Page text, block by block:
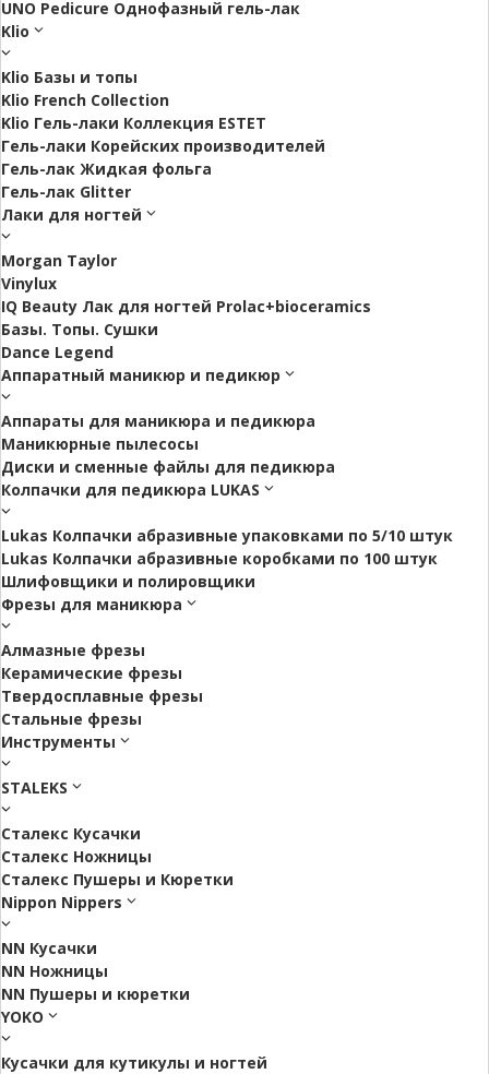
UNO Pedicure Однофазный гель-лак
Klio
Klio Базы и топы
Klio French Collection
Klio Гель-лаки Коллекция ESTET
Гель-лаки Корейских производителей
Гель-лак Жидкая фольга
Гель-лак Glitter
Лаки для ногтей
Morgan Taylor
Vinylux
IQ Beauty Лак для ногтей Prolac+bioceramics
Базы. Топы. Сушки
Dance Legend
Аппаратный маникюр и педикюр
Аппараты для маникюра и педикюра
Маникюрные пылесосы
Диски и сменные файлы для педикюра
Колпачки для педикюра LUKAS
Lukas Колпачки абразивные упаковками по 5/10 штук
Lukas Колпачки абразивные коробками по 100 штук
Шлифовщики и полировщики
Фрезы для маникюра
Алмазные фрезы
Керамические фрезы
Твердосплавные фрезы
Стальные фрезы
Инструменты
STALEKS
Сталекс Кусачки
Сталекс Ножницы
Сталекс Пушеры и Кюретки
Nippon Nippers
NN Кусачки
NN Ножницы
NN Пушеры и кюретки
YOKO
Кусачки для кутикулы и ногтей